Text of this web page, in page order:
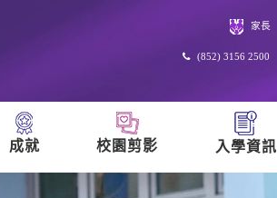
家長
(852) 3156 2500
成就 校園剪影 入學資訊